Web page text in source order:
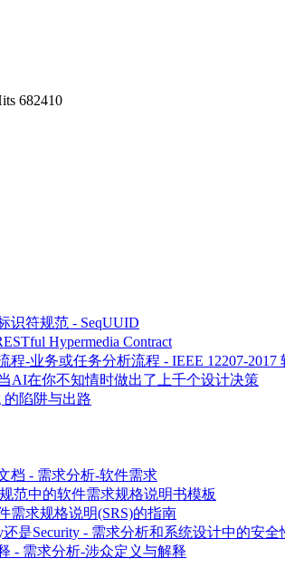
682410
识符规范 - SeqUUID
Hypermedia Contract
程-业务或任务分析流程 - IEEE 12207-
AI在你不知情时做出了上千个设计决策
的陷阱与出路
档 - 需求分析-软件需求
范中的软件需求规格说明书模板
需求规格说明(SRS)的指南
还是Security - 需求分析和系统设计中的安全
- 需求分析-涉众定义与解释